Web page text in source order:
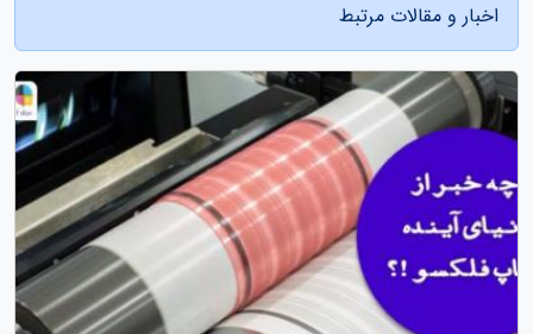
اخبار و مقالات مرتبط